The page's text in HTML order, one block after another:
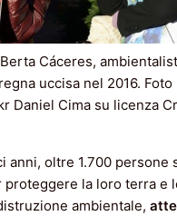
Cáceres,
uccisa nel 2016. Foto
Daniel Cima su licenza
anni, oltre 1.700 persone
proteggere la loro terra e
ambientale,